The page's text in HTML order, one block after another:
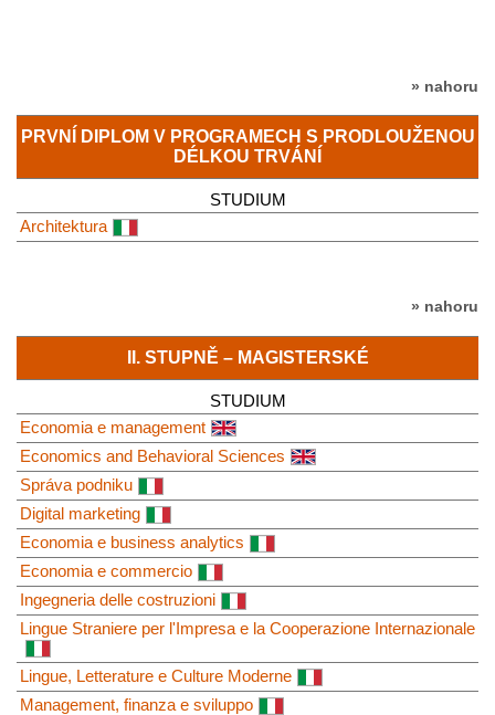
» nahoru
PRVNÍ DIPLOM V PROGRAMECH S PRODLOUŽENOU
DÉLKOU TRVÁNÍ
STUDIUM
Architektura
» nahoru
II. STUPNĚ – MAGISTERSKÉ
STUDIUM
Economia e management
Economics and Behavioral Sciences
Správa podniku
Digital marketing
Economia e business analytics
Economia e commercio
Ingegneria delle costruzioni
Lingue Straniere per l'Impresa e la Cooperazione Internazionale
Lingue, Letterature e Culture Moderne
Management, finanza e sviluppo